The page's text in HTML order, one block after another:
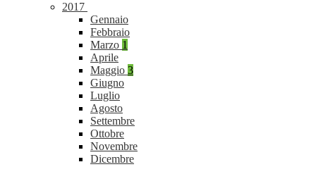
2017
Gennaio
Febbraio
Marzo 1
Aprile
Maggio 3
Giugno
Luglio
Agosto
Settembre
Ottobre
Novembre
Dicembre